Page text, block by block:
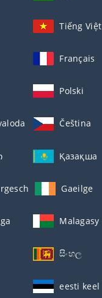
Tiếng Việt
Français
Polski
Čeština
Қазақша
Gaeilge
Malagasy
සිංහල
eesti keel